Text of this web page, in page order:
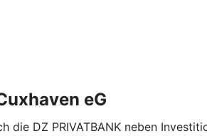
eG
die DZ PRIVATBANK neben